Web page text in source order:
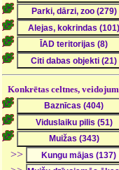
Konkrētas celtnes,
>>